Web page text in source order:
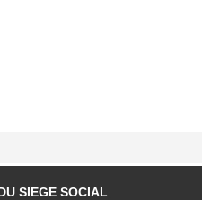
SIEGE SOCIAL